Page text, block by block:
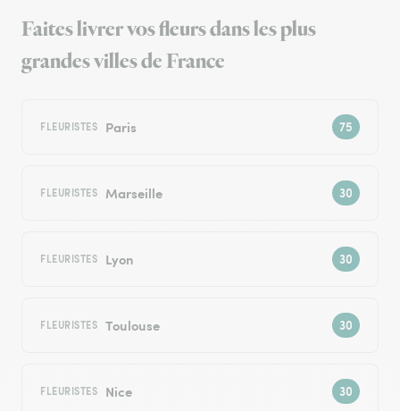
Faites livrer vos fleurs dans les plus
grandes villes de France
FLEURISTES Paris
FLEURISTES Marseille
FLEURISTES Lyon
FLEURISTES Toulouse
FLEURISTES Nice